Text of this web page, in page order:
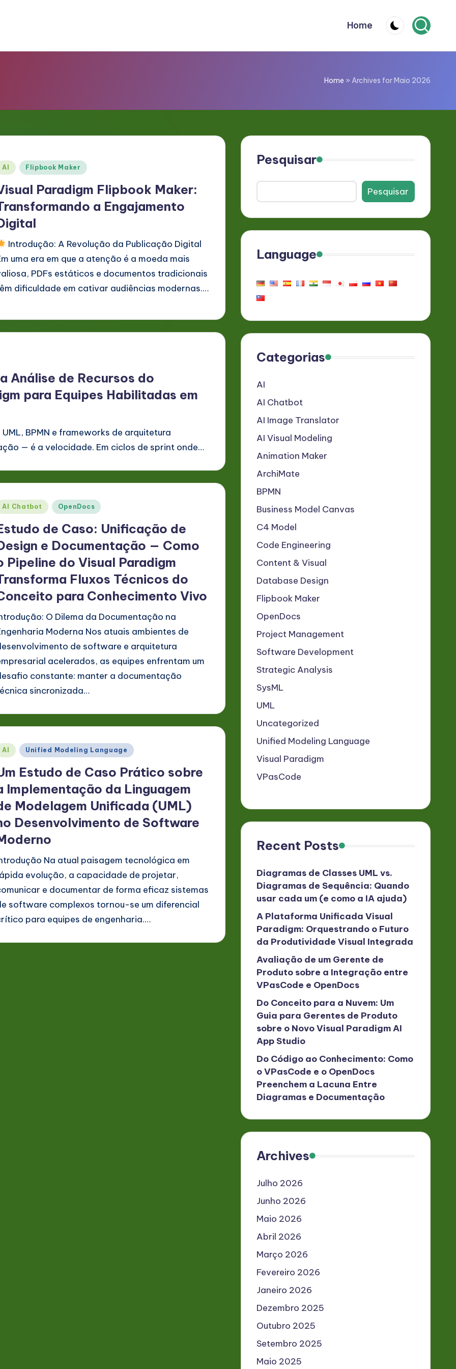
Home
Home » Archives for Maio 2026
AI Flipbook Maker
Paradigm Flipbook Maker:
a Engajamento
Introdução: A Revolução da Publicação Digital
uma era em que a atenção é a moeda mais
PDFs estáticos e documentos tradicionais
dificuldade em cativar audiências modernas.…
Análise de Recursos do
para Equipes Habilitadas em
BPMN e frameworks de arquitetura
— é a velocidade. Em ciclos de sprint onde…
AI Chatbot OpenDocs
de Caso: Unificação de
e Documentação — Como
Pipeline do Visual Paradigm
Fluxos Técnicos do
para Conhecimento Vivo
O Dilema da Documentação na
Moderna Nos atuais ambientes de
de software e arquitetura
acelerados, as equipes enfrentam um
constante: manter a documentação
sincronizada…
AI Unified Modeling Language
Estudo de Caso Prático sobre
Implementação da Linguagem
Modelagem Unificada (UML)
Desenvolvimento de Software
Na atual paisagem tecnológica em
evolução, a capacidade de projetar,
e documentar de forma eficaz sistemas
software complexos tornou-se um diferencial
para equipes de engenharia.…
Pesquisar
Pesquisar
Language
Categorias
AI
AI Chatbot
AI Image Translator
AI Visual Modeling
Animation Maker
ArchiMate
BPMN
Business Model Canvas
C4 Model
Code Engineering
Content & Visual
Database Design
Flipbook Maker
OpenDocs
Project Management
Software Development
Strategic Analysis
SysML
UML
Uncategorized
Unified Modeling Language
Visual Paradigm
VPasCode
Recent Posts
Diagramas de Classes UML vs.
Diagramas de Sequência: Quando
usar cada um (e como a IA ajuda)
A Plataforma Unificada Visual
Paradigm: Orquestrando o Futuro
da Produtividade Visual Integrada
Avaliação de um Gerente de
Produto sobre a Integração entre
VPasCode e OpenDocs
Do Conceito para a Nuvem: Um
Guia para Gerentes de Produto
sobre o Novo Visual Paradigm AI
App Studio
Do Código ao Conhecimento: Como
o VPasCode e o OpenDocs
Preenchem a Lacuna Entre
Diagramas e Documentação
Archives
Julho 2026
Junho 2026
Maio 2026
Abril 2026
Março 2026
Fevereiro 2026
Janeiro 2026
Dezembro 2025
Outubro 2025
Setembro 2025
Maio 2025